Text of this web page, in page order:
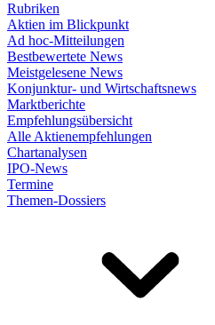
Rubriken
Aktien im Blickpunkt
Ad hoc-Mitteilungen
Bestbewertete News
Meistgelesene News
Konjunktur- und Wirtschaftsnews
Marktberichte
Empfehlungsübersicht
Alle Aktienempfehlungen
Chartanalysen
IPO-News
Termine
Themen-Dossiers